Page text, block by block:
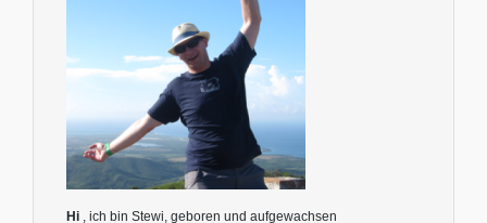
Hi , ich bin Stewi, geboren und aufgewachsen